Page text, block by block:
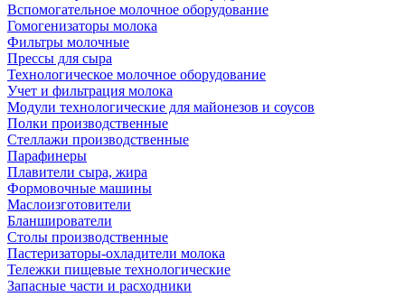
Вспомогательное молочное оборудование
Гомогенизаторы молока
Фильтры молочные
Прессы для сыра
Технологическое молочное оборудование
Учет и фильтрация молока
Модули технологические для майонезов и соусов
Полки производственные
Стеллажи производственные
Парафинеры
Плавители сыра, жира
Формовочные машины
Маслоизготовители
Бланширователи
Столы производственные
Пастеризаторы-охладители молока
Тележки пищевые технологические
Запасные части и расходники